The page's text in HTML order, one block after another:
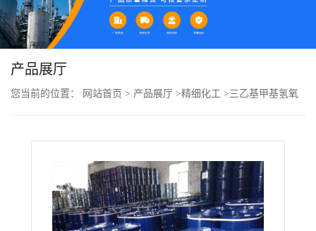
首
页
公
产品展厅
您当前的位置： 网站首页 > 产品展厅 >精细化工 >三乙基甲基氢氧